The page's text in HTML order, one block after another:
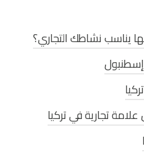
يناسب نشاطك التجاري؟
تجارية في تركيا